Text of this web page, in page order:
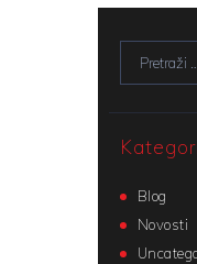
Blog
Novosti